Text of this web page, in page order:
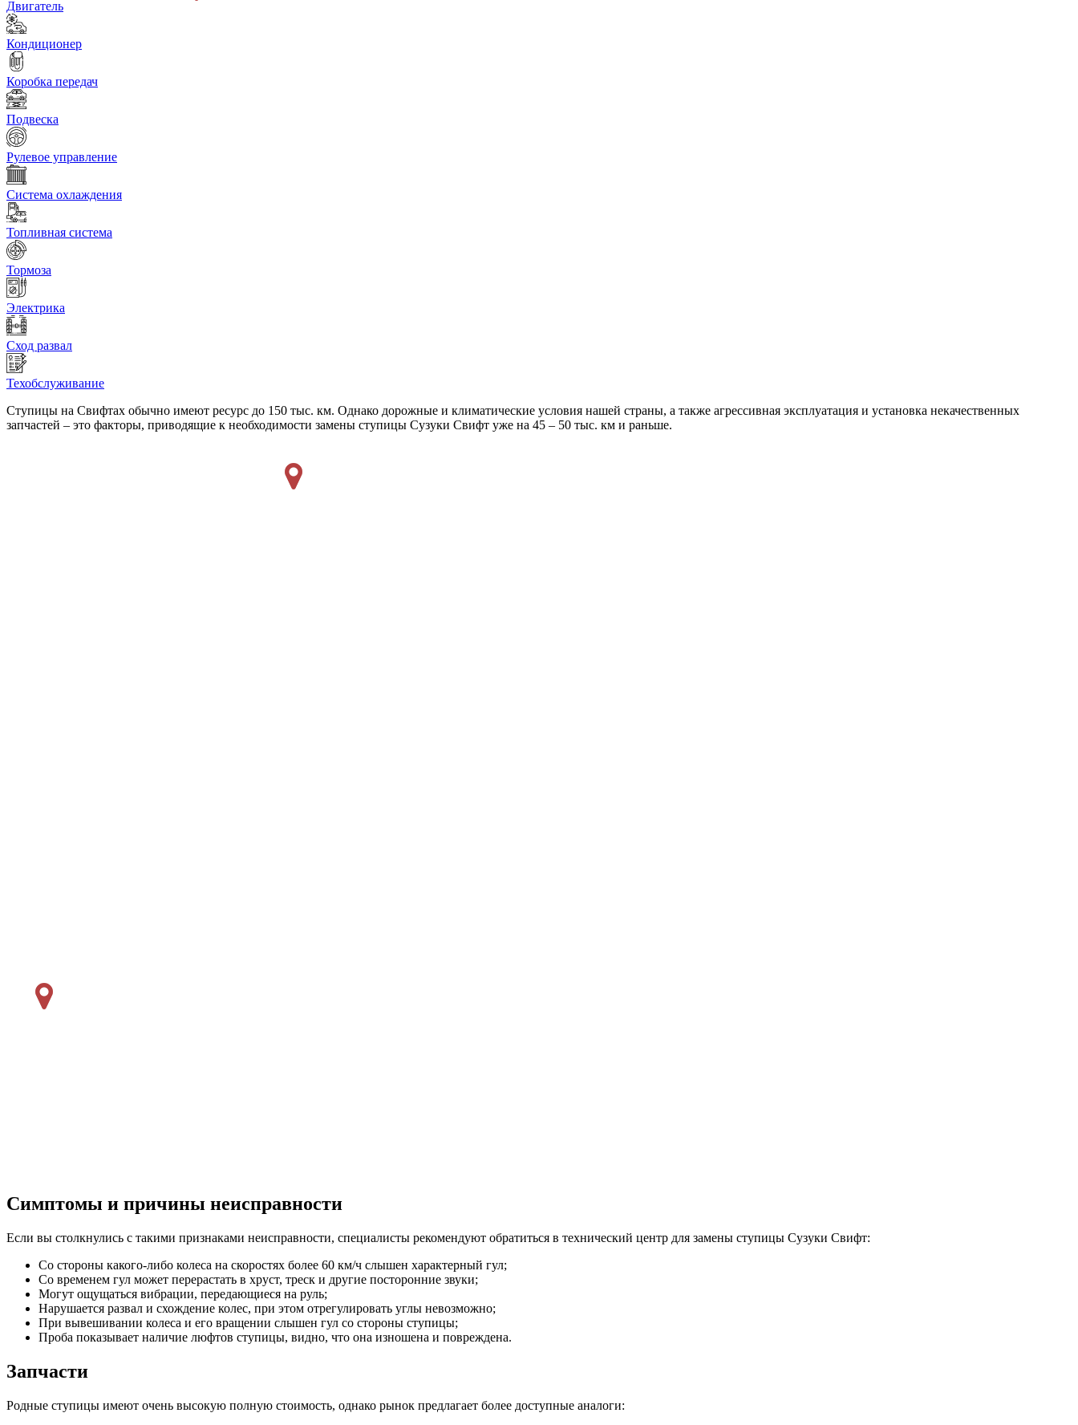
Двигатель
Кондиционер
Коробка передач
Подвеска
Рулевое управление
Система охлаждения
Топливная система
Тормоза
Электрика
Сход развал
Техобслуживание
Ступицы на Свифтах обычно имеют ресурс до 150 тыс. км. Однако дорожные и климатические условия нашей страны, а также агрессивная эксплуатация и установка некачественных
запчастей – это факторы, приводящие к необходимости замены ступицы Сузуки Свифт уже на 45 – 50 тыс. км и раньше.
Симптомы и причины неисправности
Если вы столкнулись с такими признаками неисправности, специалисты рекомендуют обратиться в технический центр для замены ступицы Сузуки Свифт:
Со стороны какого-либо колеса на скоростях более 60 км/ч слышен характерный гул;
Со временем гул может перерастать в хруст, треск и другие посторонние звуки;
Могут ощущаться вибрации, передающиеся на руль;
Нарушается развал и схождение колес, при этом отрегулировать углы невозможно;
При вывешивании колеса и его вращении слышен гул со стороны ступицы;
Проба показывает наличие люфтов ступицы, видно, что она изношена и повреждена.
Запчасти
Родные ступицы имеют очень высокую полную стоимость, однако рынок предлагает более доступные аналоги: